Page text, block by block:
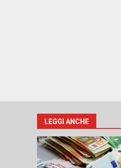
LEGGI ANCHE